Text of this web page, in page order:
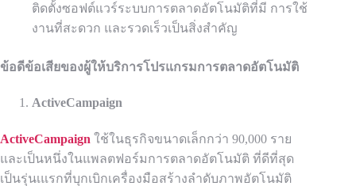
ติดตั้งซอฟต์แวร์ระบบการตลาดอัตโนมัติที่มี การใช้
งานที่สะดวก และรวดเร็วเป็ นสิ่งสำคัญ
ข้อดีข้อเสียของผู้ให้บริการโปรแกรมการตลาดอัตโนมัติ
ActiveCampaign
ActiveCampaign ใช้ในธุรกิจขนาดเล็กกว่า 90,000 ราย
และเป็นหนึ่งในแพลตฟอร์มการตลาดอัตโนมัติ ที่ดีที่สุด
เป็นรุ่นเแรกที่บุกเบิกเครื่องมือสร้างลำดับภาพอัตโนมัติ